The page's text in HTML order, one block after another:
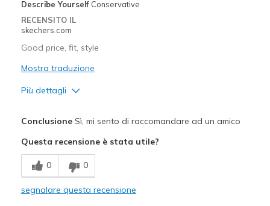
Describe Yourself Conservative
RECENSITO IL
skechers.com
Good price, fit, style
Mostra traduzione
Più dettagli
Comfortable
Stylish
ConclusioneSì, mi sento di raccomandare ad un amico
Questa recensione è stata utile?
0 0
segnalare questa recensione